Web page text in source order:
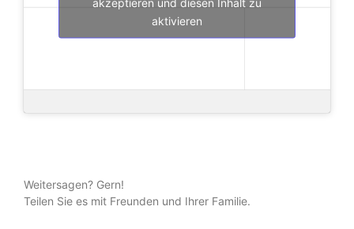
aktivieren
Weitersagen? Gern!
Teilen Sie es mit Freunden und Ihrer Familie.